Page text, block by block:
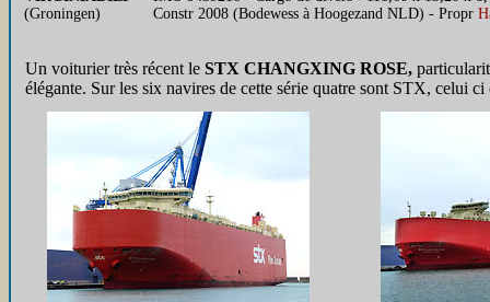
(Groningen)
Constr 2008 (Bodewess à Hoogezand NLD) - Propr
Un voiturier très récent le STX CHANGXING ROSE,
élégante. Sur les six navires de cette série quatre sont STX,